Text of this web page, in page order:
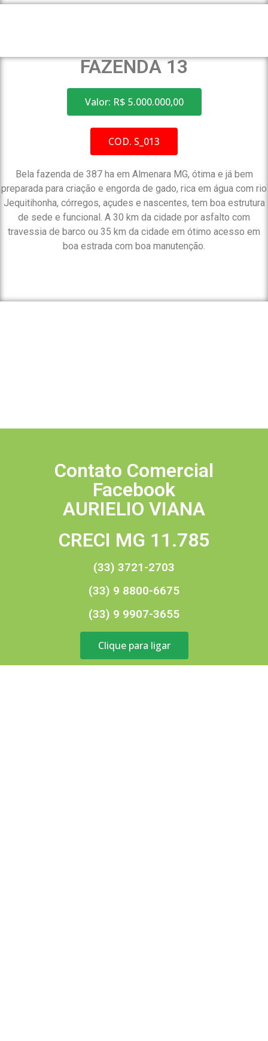
FAZENDA 13
Valor: R$ 5.000.000,00
COD. S_013
Bela fazenda de 387 ha em Almenara MG, ótima e já bem
preparada para criação e engorda de gado, rica em água com rio
Jequitihonha, córregos, açudes e nascentes, tem boa estrutura
de sede e funcional. A 30 km da cidade por asfalto com
travessia de barco ou 35 km da cidade em ótimo acesso em
boa estrada com boa manutenção.
Contato Comercial
Facebook
AURIELIO VIANA
CRECI MG 11.785
(33) 3721-2703
(33) 9 8800-6675
(33) 9 9907-3655
Clique para ligar